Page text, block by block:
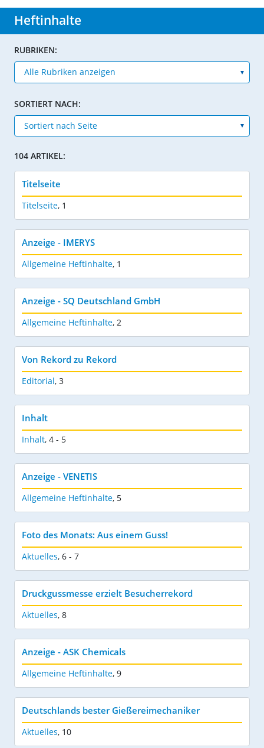
Heftinhalte
RUBRIKEN:
SORTIERT NACH:
104 ARTIKEL:
Titelseite
Titelseite, 1
Anzeige - IMERYS
Allgemeine Heftinhalte, 1
Anzeige - SQ Deutschland GmbH
Allgemeine Heftinhalte, 2
Von Rekord zu Rekord
Editorial, 3
Inhalt
Inhalt, 4 - 5
Anzeige - VENETIS
Allgemeine Heftinhalte, 5
Foto des Monats: Aus einem Guss!
Aktuelles, 6 - 7
Druckgussmesse erzielt Besucherrekord
Aktuelles, 8
Anzeige - ASK Chemicals
Allgemeine Heftinhalte, 9
Deutschlands bester Gießereimechaniker
Aktuelles, 10